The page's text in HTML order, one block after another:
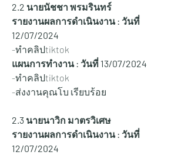
2.2 นายนัชชา พรมรินทร์
รายงานผลการดำเนินงาน : วันที่
12/07/2024
-ทำคลิปtiktok
แผนการทำงาน : วันที่ 13/07/2024
-ทำคลิปtiktok
-ส่งงานคุณโบ เรียบร้อย
2.3 นายนาวิก มาตรวิเศษ
รายงานผลการดำเนินงาน : วันที่
12/07/2024